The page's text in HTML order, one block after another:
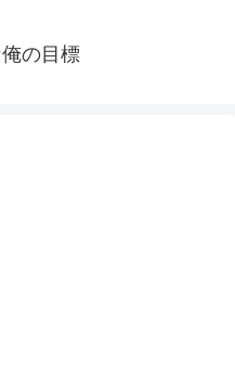
の目標